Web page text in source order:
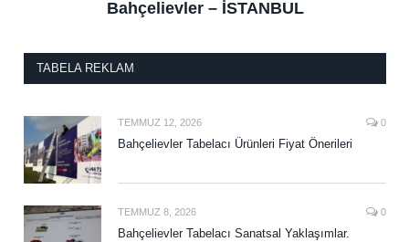
Bahçelievler – İSTANBUL
TABELA REKLAM
TEMMUZ 12, 2026 0
Bahçelievler Tabelacı Ürünleri Fiyat Önerileri
TEMMUZ 8, 2026 0
Bahçelievler Tabelacı Sanatsal Yaklaşımlar.